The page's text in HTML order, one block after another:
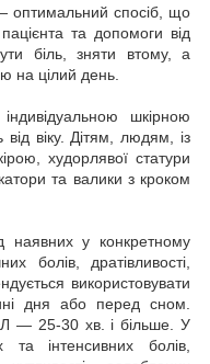
оптимальний спосіб, що
та допомоги від
біль, зняти втому, а
на цілий день.
шкірною
віку. Дітям, людям, із
худорлявої статури
та валики з кроком
наявних у конкретному
болів, дратівливості,
використовувати
дня або перед сном.
— 25-30 хв. і більше. У
та інтенсивних болів,